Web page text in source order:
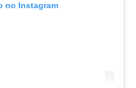
no Instagram